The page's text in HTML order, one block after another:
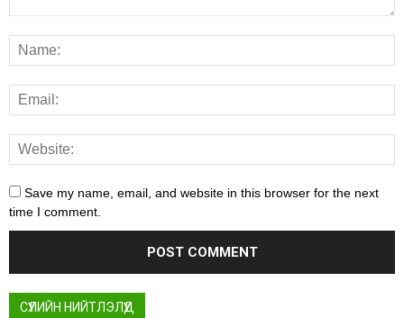
Save my name, email, and website in this browser for the next
time I comment.
СҮҮЛИЙН НИЙТЛЭЛҮҮД